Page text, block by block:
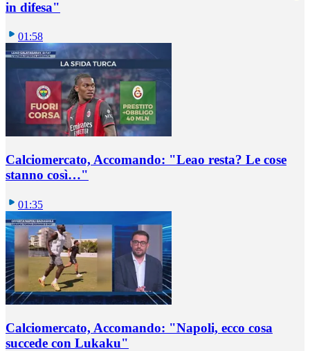
in difesa"
01:58
Calciomercato, Accomando: "Leao resta? Le cose
stanno così…"
01:35
Calciomercato, Accomando: "Napoli, ecco cosa
succede con Lukaku"